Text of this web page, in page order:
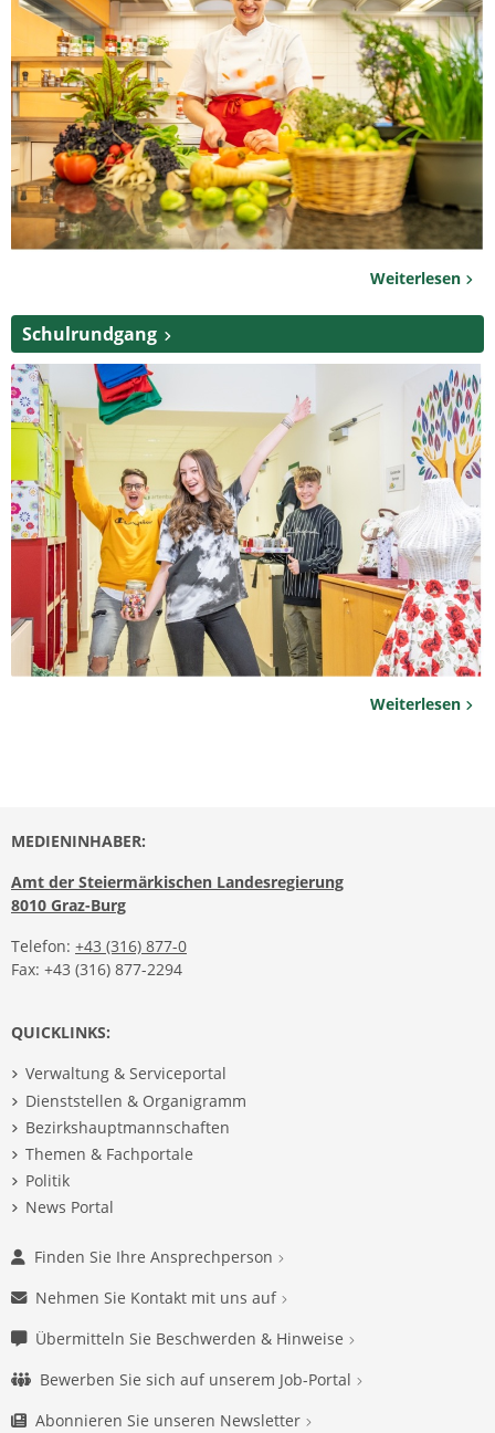
Weiterlesen
Schulrundgang
Weiterlesen
MEDIENINHABER:
Amt der Steiermärkischen Landesregierung
8010 Graz-Burg
Telefon: +43 (316) 877-0
Fax: +43 (316) 877-2294
QUICKLINKS:
Verwaltung & Serviceportal
Dienststellen & Organigramm
Bezirkshauptmannschaften
Themen & Fachportale
Politik
News Portal
Finden Sie Ihre Ansprechperson
Nehmen Sie Kontakt mit uns auf
Übermitteln Sie Beschwerden & Hinweise
Bewerben Sie sich auf unserem Job-Portal
Abonnieren Sie unseren Newsletter